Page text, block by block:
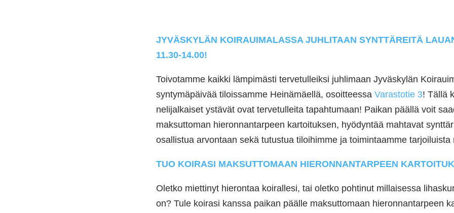
JYVÄSKYLÄN KOIRAUIMALASSA JUHLITAAN SYNTTÄREITÄ
11.30-14.00!
Toivotamme kaikki lämpimästi tervetulleiksi juhlimaan Jyväskylän
syntymäpäivää tiloissamme Heinämäellä, osoitteessaVarastotie 3! Tällä
nelijalkaiset ystävät ovat tervetulleita tapahtumaan! Paikan päällä voit
maksuttoman hieronnantarpeen kartoituksen, hyödyntää mahtavat
osallistua arvontaan sekä tutustua tiloihimme ja toimintaamme
TUO KOIRASI MAKSUTTOMAAN HIERONNANTARPEEN
Oletko miettinyt hierontaa koirallesi, tai oletko pohtinut millaisessa
on? Tule koirasi kanssa paikan päälle maksuttomaan hieronnantarpeen